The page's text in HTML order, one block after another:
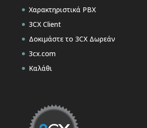
Χαρακτηριστικά PBX
3CX Client
Δοκιμάστε το 3CX Δωρεάν
3cx.com
Καλάθι